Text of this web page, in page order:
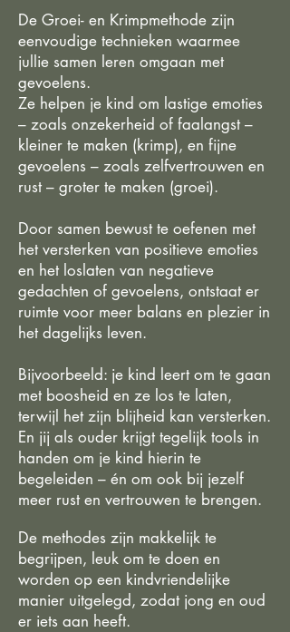
De Groei- en Krimpmethode zijn
eenvoudige technieken waarmee
jullie samen leren omgaan met
gevoelens.
Ze helpen je kind om lastige emoties
– zoals onzekerheid of faalangst –
kleiner te maken (krimp), en fijne
gevoelens – zoals zelfvertrouwen en
rust – groter te maken (groei).
Door samen bewust te oefenen met
het versterken van positieve emoties
en het loslaten van negatieve
gedachten of gevoelens, ontstaat er
ruimte voor meer balans en plezier in
het dagelijks leven.
Bijvoorbeeld: je kind leert om te gaan
met boosheid en ze los te laten,
terwijl het zijn blijheid kan versterken.
En jij als ouder krijgt tegelijk tools in
handen om je kind hierin te
begeleiden – én om ook bij jezelf
meer rust en vertrouwen te brengen.
De methodes zijn makkelijk te
begrijpen, leuk om te doen en
worden op een kindvriendelijke
manier uitgelegd, zodat jong en oud
er iets aan heeft.